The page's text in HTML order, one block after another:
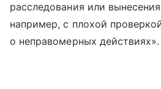
расследования или
например, с плохой
о неправомерных действиях».